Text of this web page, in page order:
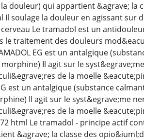
douleur) qui appartient &agrave; la
soulage la douleur en agissant sur
Le tramadol est un
le traitement des douleurs
EG est un antalgique
Il agit sur le
de la moelle
est un antalgique (substance
Il agit sur le syst&egrave;me
de la moelle
html Le tramadol - principe actif
&agrave; la classe des